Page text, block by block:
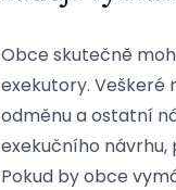
Obce skutečně
exekutory. Veškeré
odměnu a ostatní
exekučního návrhu,
Pokud by obce